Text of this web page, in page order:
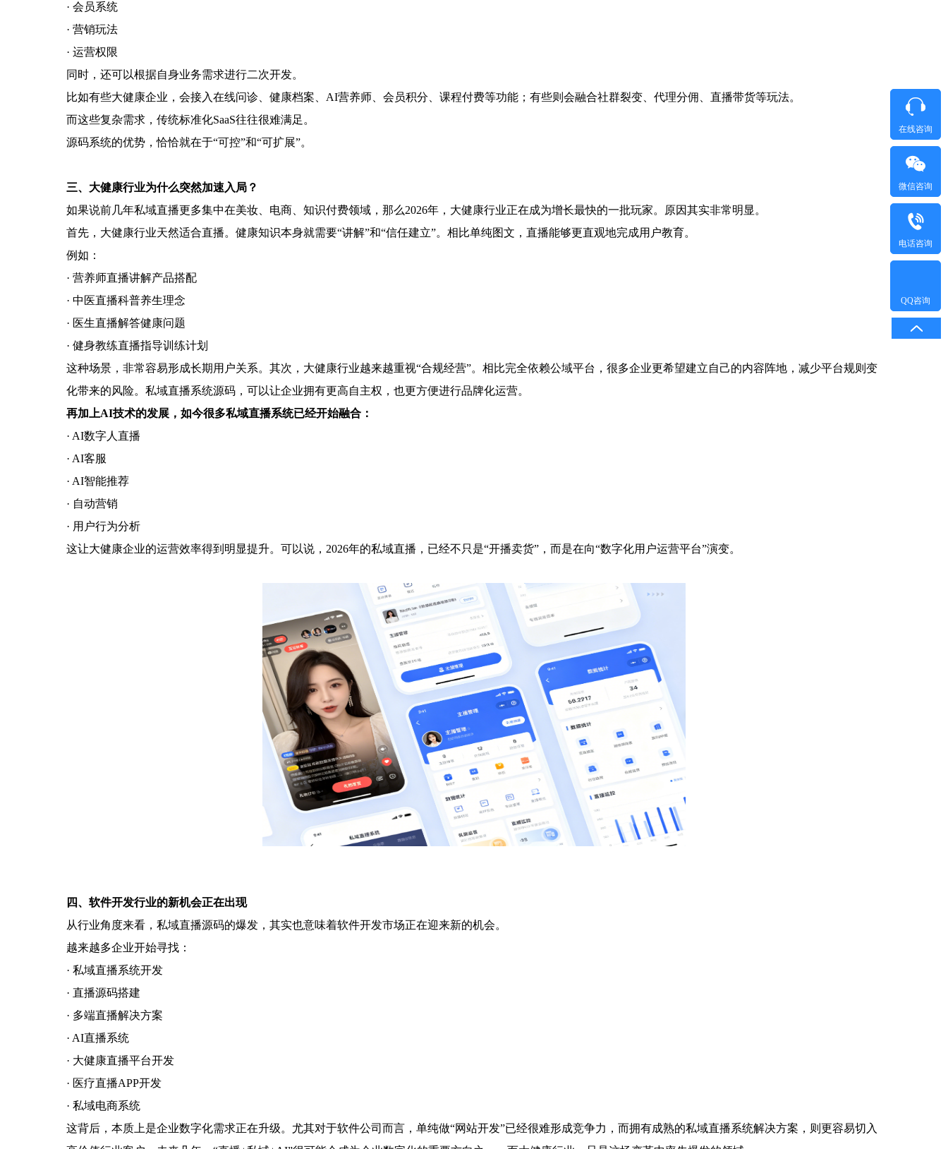
· 会员系统
· 营销玩法
· 运营权限
同时，还可以根据自身业务需求进行二次开发。
比如有些大健康企业，会接入在线问诊、健康档案、AI营养师、会员积分、课程付费等功能；有些则会融合社群裂变、代理分佣、直播带货等玩法。
而这些复杂需求，传统标准化SaaS往往很难满足。
源码系统的优势，恰恰就在于“可控”和“可扩展”。
三、大健康行业为什么突然加速入局？
如果说前几年私域直播更多集中在美妆、电商、知识付费领域，那么2026年，大健康行业正在成为增长最快的一批玩家。原因其实非常明显。
首先，大健康行业天然适合直播。健康知识本身就需要“讲解”和“信任建立”。相比单纯图文，直播能够更直观地完成用户教育。
例如：
· 营养师直播讲解产品搭配
· 中医直播科普养生理念
· 医生直播解答健康问题
· 健身教练直播指导训练计划
这种场景，非常容易形成长期用户关系。其次，大健康行业越来越重视“合规经营”。相比完全依赖公域平台，很多企业更希望建立自己的内容阵地，减少平台规则变
化带来的风险。私域直播系统源码，可以让企业拥有更高自主权，也更方便进行品牌化运营。
再加上AI技术的发展，如今很多私域直播系统已经开始融合：
· AI数字人直播
· AI客服
· AI智能推荐
· 自动营销
· 用户行为分析
这让大健康企业的运营效率得到明显提升。可以说，2026年的私域直播，已经不只是“开播卖货”，而是在向“数字化用户运营平台”演变。
四、软件开发行业的新机会正在出现
从行业角度来看，私域直播源码的爆发，其实也意味着软件开发市场正在迎来新的机会。
越来越多企业开始寻找：
· 私域直播系统开发
· 直播源码搭建
· 多端直播解决方案
· AI直播系统
· 大健康直播平台开发
· 医疗直播APP开发
· 私域电商系统
这背后，本质上是企业数字化需求正在升级。尤其对于软件公司而言，单纯做“网站开发”已经很难形成竞争力，而拥有成熟的私域直播系统解决方案，则更容易切入
在线咨询
微信咨询
电话咨询
QQ咨询